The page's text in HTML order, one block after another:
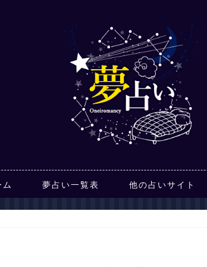
ム 夢占い一覧表 他の占いサイト